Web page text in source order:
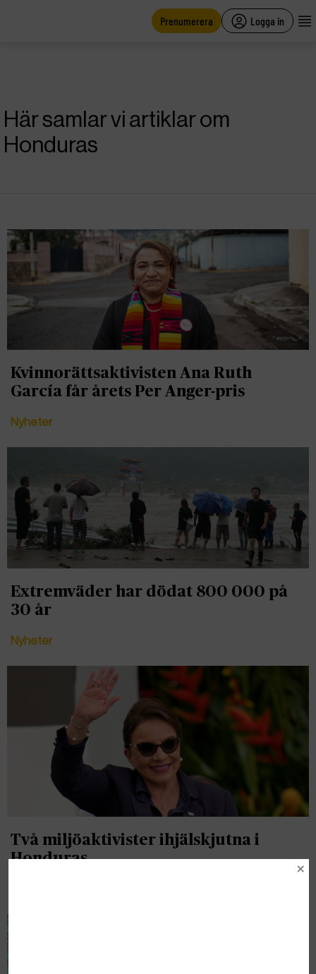
Prenumerera Logga in
Här samlar vi artiklar om
Honduras
Kvinnorättsaktivisten Ana Ruth
García får årets Per Anger-pris
Nyheter
Extremväder har dödat 800 000 på
30 år
Nyheter
Två miljöaktivister ihjälskjutna i
Honduras